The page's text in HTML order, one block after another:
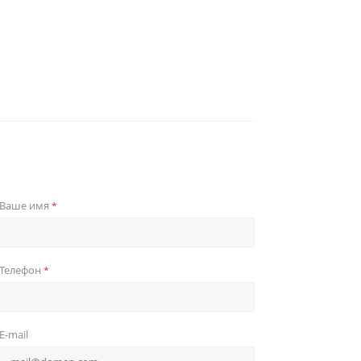
Ваше имя*
Телефон*
E-mail